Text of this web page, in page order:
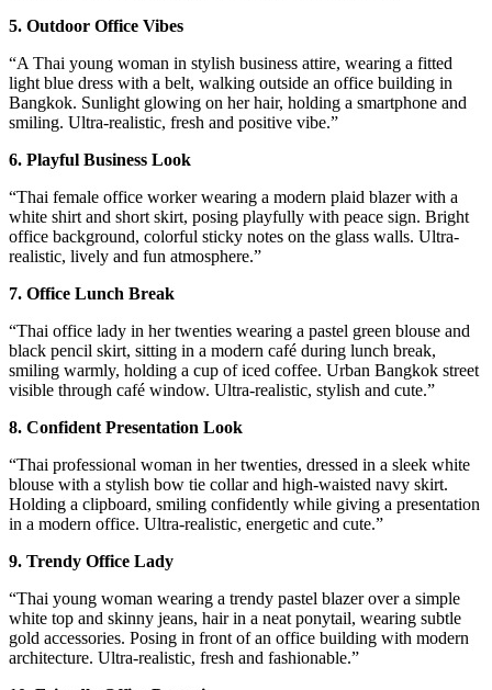
5. Outdoor Office Vibes
“A Thai young woman in stylish business attire, wearing a fitted
light blue dress with a belt, walking outside an office building in
Bangkok. Sunlight glowing on her hair, holding a smartphone and
smiling. Ultra-realistic, fresh and positive vibe.”
6. Playful Business Look
“Thai female office worker wearing a modern plaid blazer with a
white shirt and short skirt, posing playfully with peace sign. Bright
office background, colorful sticky notes on the glass walls. Ultra-
realistic, lively and fun atmosphere.”
7. Office Lunch Break
“Thai office lady in her twenties wearing a pastel green blouse and
black pencil skirt, sitting in a modern café during lunch break,
smiling warmly, holding a cup of iced coffee. Urban Bangkok street
visible through café window. Ultra-realistic, stylish and cute.”
8. Confident Presentation Look
“Thai professional woman in her twenties, dressed in a sleek white
blouse with a stylish bow tie collar and high-waisted navy skirt.
Holding a clipboard, smiling confidently while giving a presentation
in a modern office. Ultra-realistic, energetic and cute.”
9. Trendy Office Lady
“Thai young woman wearing a trendy pastel blazer over a simple
white top and skinny jeans, hair in a neat ponytail, wearing subtle
gold accessories. Posing in front of an office building with modern
architecture. Ultra-realistic, fresh and fashionable.”